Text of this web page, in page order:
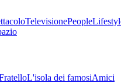
TelevisionePeople
L'isola dei famosiAmici